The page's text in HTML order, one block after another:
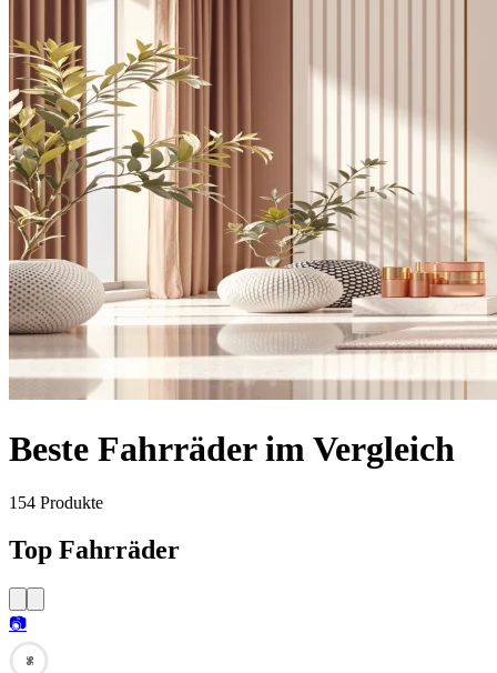
Beste Fahrräder im Vergleich
154 Produkte
Top Fahrräder
📷
96